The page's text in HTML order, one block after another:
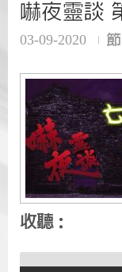
嚇夜靈談
03-09-2020
收聽：